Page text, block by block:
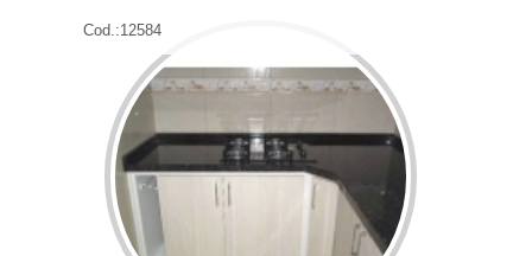
Cod.:12584